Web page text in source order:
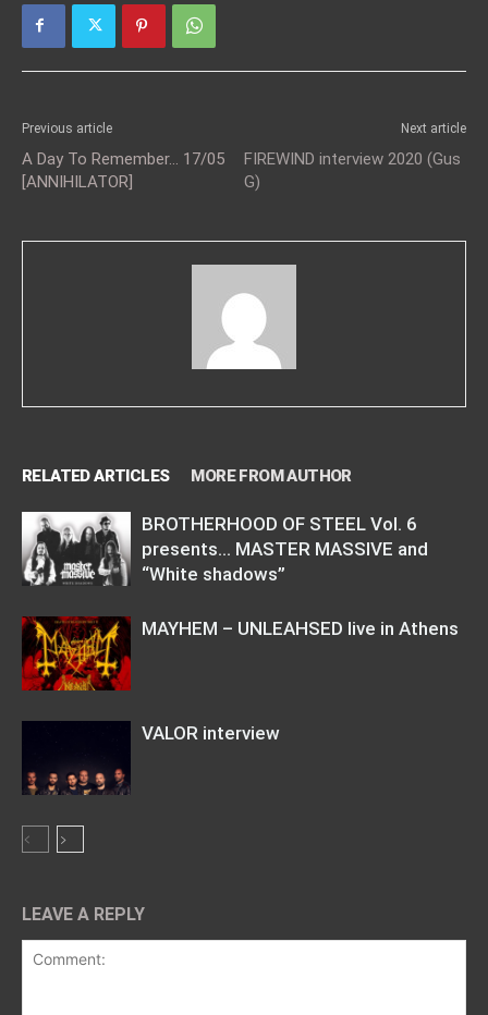
Previous article
A Day To Remember… 17/05
[ANNIHILATOR]
Next article
FIREWIND interview 2020 (Gus
G)
RELATED ARTICLES MORE FROM AUTHOR
BROTHERHOOD OF STEEL Vol. 6
presents… MASTER MASSIVE and
“White shadows”
MAYHEM – UNLEAHSED live in Athens
VALOR interview
LEAVE A REPLY